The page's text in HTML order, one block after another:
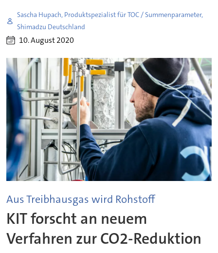
Sascha Hupach, Produktspezialist für TOC / Summenparameter,
Shimadzu Deutschland
10. August 2020
Aus Treibhausgas wird Rohstoff
KIT forscht an neuem
Verfahren zur CO2-Reduktion